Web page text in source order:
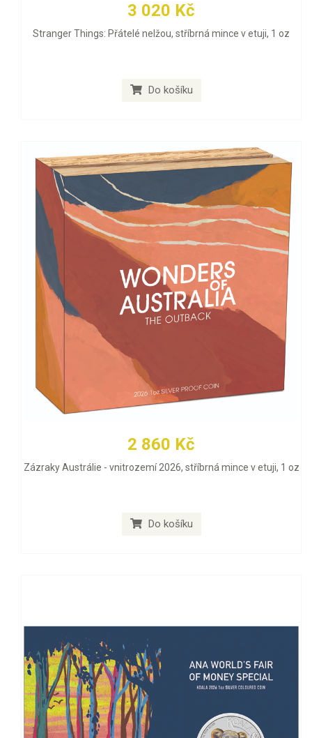
3 020 Kč
Stranger Things: Přátelé nelžou, stříbrná mince v etuji, 1 oz
Do košíku
2 860 Kč
Zázraky Austrálie - vnitrozemí 2026, stříbrná mince v etuji, 1 oz
Do košíku